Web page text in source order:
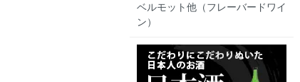
ベルモット他（フレーバードワイ
ン）